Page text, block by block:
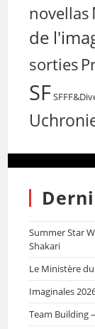
novellas
de
sorties
SF
Summer Star
Shakari
Le Ministère
Imaginales
Team Building